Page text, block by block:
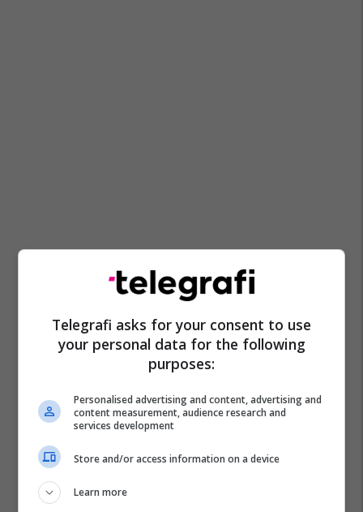
Volodymyr Zelensky Kriza Në Ukrainë
Telegrafi asks for your consent to use
your personal data for the following
purposes:
Personalised advertising and content, advertising and
content measurement, audience research and
services development
Store and/or access information on a device
Learn more